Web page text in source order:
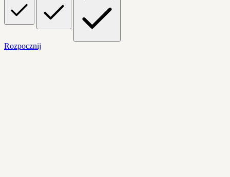
Rozpocznij